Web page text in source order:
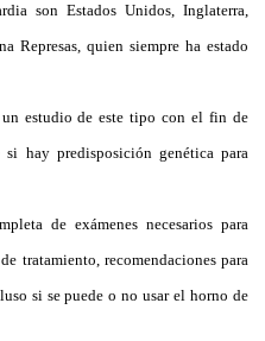
son Estados Unidos, Inglaterra,
Represas, quien siempre ha estado
un estudio de este tipo con el fin de
si hay predisposición genética para
de exámenes necesarios para
tratamiento, recomendaciones para
si se puede o no usar el horno de